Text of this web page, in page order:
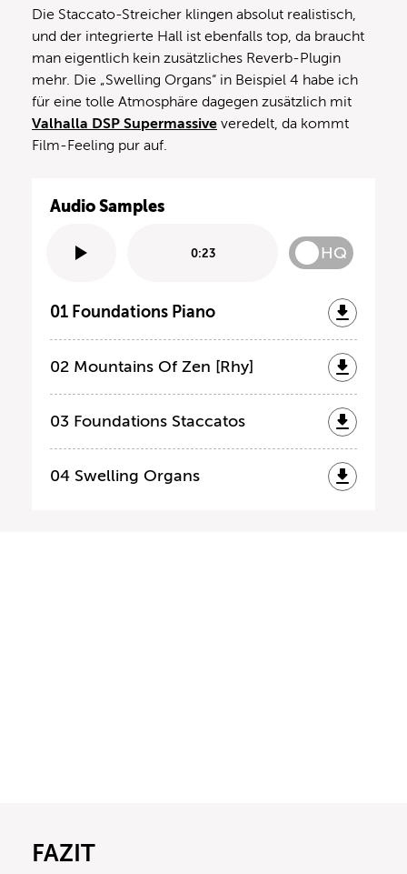
Die Staccato-Streicher klingen absolut realistisch,
und der integrierte Hall ist ebenfalls top, da braucht
man eigentlich kein zusätzliches Reverb-Plugin
mehr. Die „Swelling Organs“ in Beispiel 4 habe ich
für eine tolle Atmosphäre dagegen zusätzlich mit
Valhalla DSP Supermassive veredelt, da kommt
Film-Feeling pur auf.
Audio Samples
0:23 HQ
01 Foundations Piano
02 Mountains Of Zen [Rhy]
03 Foundations Staccatos
04 Swelling Organs
FAZIT